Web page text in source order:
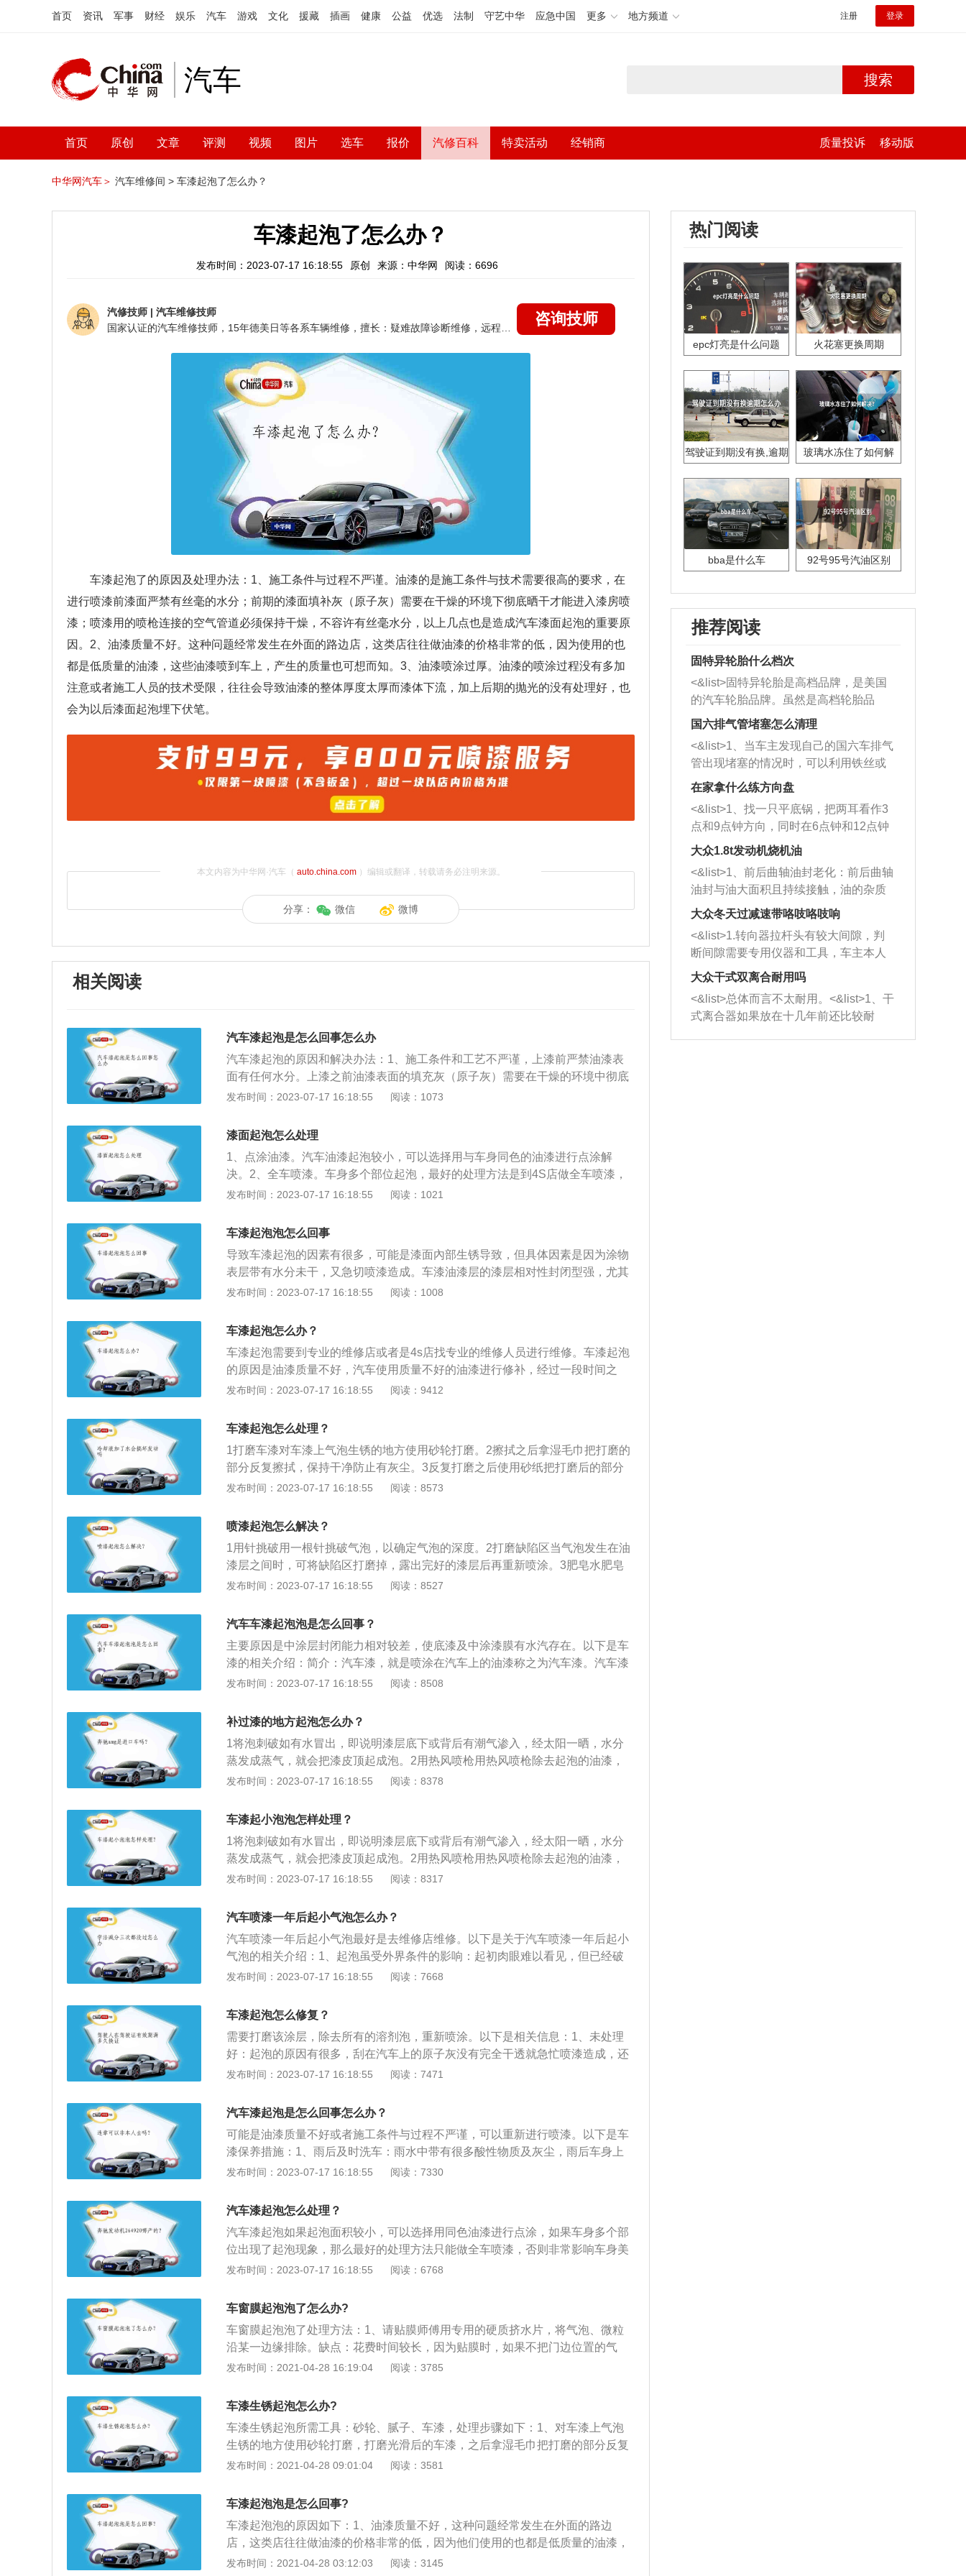
首页 资讯 军事 财经 娱乐 汽车 游戏 文化 援藏 插画 健康 公益 优选 法制 守艺中华 应急中国 更多 地方频道 注册 登录
汽车 搜索
首页 原创 文章 评测 视频 图片 选车 报价 汽修百科 特卖活动 经销商 质量投诉 移动版
中华网汽车＞ 汽车维修间 > 车漆起泡了怎么办？
车漆起泡了怎么办？
发布时间：2023-07-17 16:18:55 原创 来源：中华网 阅读：6696
汽修技师 | 汽车维修技师
咨询技师
车漆起泡了的原因及处理办法：1、施工条件与过程不严谨。油漆的是施工条件与技术需要很高的要求，在
进行喷漆前漆面严禁有丝毫的水分；前期的漆面填补灰（原子灰）需要在干燥的环境下彻底晒干才能进入漆房喷
漆；喷漆用的喷枪连接的空气管道必须保持干燥，不容许有丝毫水分，以上几点也是造成汽车漆面起泡的重要原
因。2、油漆质量不好。这种问题经常发生在外面的路边店，这类店往往做油漆的价格非常的低，因为使用的也
都是低质量的油漆，这些油漆喷到车上，产生的质量也可想而知。3、油漆喷涂过厚。油漆的喷涂过程没有多加
注意或者施工人员的技术受限，往往会导致油漆的整体厚度太厚而漆体下流，加上后期的抛光的没有处理好，也
会为以后漆面起泡埋下伏笔。
本文内容为中华网·汽车（ auto.china.com）编辑或翻译，转载请务必注明来源。
分享： 微信 微博
相关阅读
汽车漆起泡是怎么回事怎么办
汽车漆起泡的原因和解决办法：1、施工条件和工艺不严谨，上漆前严禁油漆表
面有任何水分。上漆之前油漆表面的填充灰（原子灰）需要在干燥的环境中彻底
干燥后才能进入油漆间进行喷漆；喷枪连接的空气体管道必须保持干燥，不允许
影响，很容易在油漆表面形成起泡现象；解决办法：建议去专业的4S店或修理厂
检查，个人车主无法解决此问题或容易使汽车产生新的问题，造成不必要的损
失；2、油漆质量不好，这种问题经常发生在外面的路边店，这些店的油漆价格
很低，因为用的是低质量的油漆；解决办法：选择正规有保证的油漆，并定期做
车辆保养；3、喷漆太厚，油漆的涂装或施工人员技术有限，往往会导致油漆整
可以打磨抛光来减少厚度，或者去除原漆重新喷涂；4、不当的汽车停放和维
护，梅雨季节空气中大量水分子反向渗入漆膜，造成漆起泡；解决办法：车主在
停车时要选择在规定地点停放，或者是平坦坚实的路段，不妨碍交通的地点，以
面还可以增加油漆的强度，防止风和沙子撞击车身造成的微小划痕。保持时间比
做。第一次封釉时，各种氧化物、沥青、蚊虫尸体、划痕等通过抛光完全去除。
但是，在后续的密封过程中，不要让美容店频繁使用抛光。即使需要，最好局部
使用，然后补釉，最后整体封釉（釉料制品可以叠加在车漆上）；2、上蜡，打
蜡是保护车漆最传统、最经济的方法之一。蜡的主要作用是抑制外界有害成分对
雨或洗车时会失去作用；3、涂层，一般美容涂料的价格比较高，就是在车身上
形成一层透明的保护膜，其防护能力比打蜡和封釉要好，保养时间一般在一年左
右。膜本身的材料是无机物，对油漆没有损害。
发布时间：2023-07-17 16:18:55 阅读：1073
漆面起泡怎么处理
1、点涂油漆。汽车油漆起泡较小，可以选择用与车身同色的油漆进行点涂解
决。2、全车喷漆。车身多个部位起泡，最好的处理方法是到4S店做全车喷漆，
否则非常影响车身美观。3、更换油漆。油漆质量是影响漆面起泡的重要因素，
车漆强度，防止风沙打在车身上时造成细小划痕，并且保持时间相对较长。5、
打蜡。打蜡是一种既传统又经济的车漆保护方法。主要作用是抑制外界有害成分
对车漆的氧化，抗紫外线，能提升车漆光亮度。6、漆面保养。定时做漆面保
养，避免或减缓车漆起泡的可能，因为车辆漆面起泡是不可控的，会受到多方面
的影响。漆面起泡的主要原因是底漆的封闭能力相对较差，即使底漆和底漆漆膜
不太重视或者施工人员的技术有限，往往会导致油漆整体厚度过厚，漆身往下
流，后期如果打磨处理不当，还会造成油漆表面起泡。
发布时间：2023-07-17 16:18:55 阅读：1021
车漆起泡泡怎么回事
导致车漆起泡的因素有很多，可能是漆面內部生锈导致，但具体因素是因为涂物
表层带有水分未干，又急切喷漆造成。车漆油漆层的漆层相对性封闭型强，尤其
是组份份漆在完全反应，假如漆层内带有水蒸气，难以挥发，随后受高溫危害，
泡也可能是喷漆全过程造成：1、油漆品质不太好这类情况常常产生在外面的街
边店，这种店通常喷漆价钱都非常低，由于它们应用油漆品质都不太好，喷漆后
有可能出现一些难题。2、施工条件与全过程不认真细致喷漆必须好的作业条件
和一定的技术性，在开展喷漆前漆面不可以存有有一点水份；喷漆前漆面必须弥
补腻子，以后要在烘干的条件下完全晾干，才可以进到漆房喷漆；喷漆用的喷漆
方面，都将会导致汽车漆面起泡。3、油漆喷漆不匀称油漆的喷漆薄厚太厚，很
有可能造成漆液龌龊，日后会发生起泡状况；油漆的喷漆薄厚过薄，历经风轻轻
吹日晒淋雨，也很容易导致漆面起泡或开裂。车漆起泡是不能无论的，最先起泡
出现降水进到，造成內部金属材料锈蚀，从而扩张损坏总面积，毁坏车体。因
维修，假如起泡总面积很大，应挑选再次喷漆。
发布时间：2023-07-17 16:18:55 阅读：1008
车漆起泡怎么办？
车漆起泡需要到专业的维修店或者是4s店找专业的维修人员进行维修。车漆起泡
的原因是油漆质量不好，汽车使用质量不好的油漆进行修补，经过一段时间之
后，油漆就会发生变化，出现这种情况需要重新喷漆解决。车漆气泡还有可能是
件和技术需要很高的要求，喷漆之前需要在干燥的环境下进行，喷漆用的喷枪连
接的空气管道必须保持干燥，里面不能掺杂水，如果掺杂水就会造成车漆起泡。
发布时间：2023-07-17 16:18:55 阅读：9412
车漆起泡怎么处理？
1打磨车漆对车漆上气泡生锈的地方使用砂轮打磨。2擦拭之后拿湿毛巾把打磨的
部分反复擦拭，保持干净防止有灰尘。3反复打磨之后使用砂纸把打磨后的部分
再次反复打磨。4涂上腻子膏之后涂抹上腻子膏。静置一段时间，腻子膏凝固
后，将准备好的面漆喷在上面。
发布时间：2023-07-17 16:18:55 阅读：8573
喷漆起泡怎么解决？
1用针挑破用一根针挑破气泡，以确定气泡的深度。2打磨缺陷区当气泡发生在油
漆层之间时，可将缺陷区打磨掉，露出完好的漆层后再重新喷涂。3肥皂水肥皂
水打磨至平整，使用双组份二道底漆封闭。
发布时间：2023-07-17 16:18:55 阅读：8527
汽车车漆起泡泡是怎么回事？
主要原因是中涂层封闭能力相对较差，使底漆及中涂漆膜有水汽存在。以下是车
漆的相关介绍：简介：汽车漆，就是喷涂在汽车上的油漆称之为汽车漆。汽车漆
也是涂料的一种。作用：汽车喷上油漆涂料，不仅使车体表面形成一种保护膜，
同的气车漆有不同的效果，选择不同的漆种、不同的颜色，可以展现出车的不同
个性，因此，汽车漆对于汽车本身来说至关重要。
发布时间：2023-07-17 16:18:55 阅读：8508
补过漆的地方起泡怎么办？
1将泡刺破如有水冒出，即说明漆层底下或背后有潮气渗入，经太阳一晒，水分
蒸发成蒸气，就会把漆皮顶起成泡。2用热风喷枪用热风喷枪除去起泡的油漆，
让木料自然干燥，然后刷上底漆。3重新上漆最后再在整个修补面上重新上漆。4
空气膨胀，漆皮就会鼓起来。5重新上漆面对这种情况，先刮掉起泡的漆皮，再
用树脂填料填平裂纹，重新上漆，在刮去漆皮后，直接涂上微孔漆。
发布时间：2023-07-17 16:18:55 阅读：8378
车漆起小泡泡怎样处理？
1将泡刺破如有水冒出，即说明漆层底下或背后有潮气渗入，经太阳一晒，水分
蒸发成蒸气，就会把漆皮顶起成泡。2用热风喷枪用热风喷枪除去起泡的油漆，
让木料自然干燥，然后刷上底漆。3重新上漆最后再在整个修补面上重新上漆。
发布时间：2023-07-17 16:18:55 阅读：8317
汽车喷漆一年后起小气泡怎么办？
汽车喷漆一年后起小气泡最好是去维修店维修。以下是关于汽车喷漆一年后起小
气泡的相关介绍：1、起泡虽受外界条件的影响：起初肉眼难以看见，但已经破
坏了涂层的完整性。时间变久，水汽促使涂层选择互补上个月产生锈蚀，暂且没
办法，看看车漆保修部分是否过期；如果是二手车，建议直接刮掉，重新喷漆；
车子以前喷过漆，而且喷漆的时候操作不规范，会出现起泡的结果。
发布时间：2023-07-17 16:18:55 阅读：7668
车漆起泡怎么修复？
需要打磨该涂层，除去所有的溶剂泡，重新喷涂。以下是相关信息：1、未处理
好：起泡的原因有很多，刮在汽车上的原子灰没有完全干透就急忙喷漆造成，还
有就是，在做钣金的时候把汽车的铁板给弄破，没有及时焊上就刮原子灰也是造
了反应也会引起起泡。2、漆的问题：比如原子灰的质量太差，或是喷漆的时候
空气太潮湿，漆的配比不正确，喷漆时没有把要喷的地方覆盖完全露着微不足道
的边角，很多很多原因，需要操作者在干活的过程中慢慢体会了解，最终达到完
美的效果。
发布时间：2023-07-17 16:18:55 阅读：7471
汽车漆起泡是怎么回事怎么办？
可能是油漆质量不好或者施工条件与过程不严谨，可以重新进行喷漆。以下是车
漆保养措施：1、雨后及时洗车：雨水中带有很多酸性物质及灰尘，雨后车身上
的雨渍会逐渐缩小，使雨水酸性物质的浓度逐渐增大，加之雨水中的灰尘形成雨
擦拭车辆：清洗后的车辆要用干净柔软的抹布或海绵，防止混入金属屑和沙粒，
切忌使用干布、干毛巾、干海绵擦车，容易对车体留下划痕。擦拭时，应顺着水
流的方向自上而下轻轻擦拭，不应画圈和横向擦拭。
发布时间：2023-07-17 16:18:55 阅读：7330
汽车漆起泡怎么处理？
汽车漆起泡如果起泡面积较小，可以选择用同色油漆进行点涂，如果车身多个部
位出现了起泡现象，那么最好的处理方法只能做全车喷漆，否则非常影响车身美
观。汽车漆面保养的相关知识如下：1、洗车应定期，洗车靠天下雨是错误的想
损。正确的做法应该是下雨过后冲洗一下爱车，并擦拭干净水分。2、打蜡、封
釉、镀膜等漆面美容项目均可以有效保护车漆。3、如果沾上了沥青、鸟粪、口
香糖等，一定要及时清理掉，否则会进一步腐蚀车漆。
发布时间：2023-07-17 16:18:55 阅读：6768
车窗膜起泡泡了怎么办?
车窗膜起泡泡了处理方法：1、请贴膜师傅用专用的硬质挤水片，将气泡、微粒
沿某一边缘排除。缺点：花费时间较长，因为贴膜时，如果不把门边位置的气
泡、微粒排除干净，就可能会在短时间内出现膜品边角起泡的情况；2、可以用
失；3、为车窗贴膜，是现在很多车主买完车后的首要选择，也是汽车保养中不
可缺少的一个项目。其中车主主动选择车窗贴膜的原因有很多，或跟风、或保护
隐私、或遮挡紫外线等等。车窗贴膜不仅能在行车中起着关键的保护作用，更能
提升车主的驾驶体验，是汽车不可多得的必属品。
发布时间：2021-04-28 16:19:04 阅读：3785
车漆生锈起泡怎么办?
车漆生锈起泡所需工具：砂轮、腻子、车漆，处理步骤如下：1、对车漆上气泡
生锈的地方使用砂轮打磨，打磨光滑后的车漆，之后拿湿毛巾把打磨的部分反复
擦拭，保持干净防止有灰尘；2、之后使用砂纸把打磨后的部分再次反复打磨，
后将车周围包裹住，喷一层底漆，等底漆干燥后，将准备好的面漆喷在上面，等
车漆干燥后，车就光亮如新了。
发布时间：2021-04-28 09:01:04 阅读：3581
车漆起泡泡是怎么回事?
车漆起泡泡的原因如下：1、油漆质量不好，这种问题经常发生在外面的路边
店，这类店往往做油漆的价格非常的低，因为他们使用的也都是低质量的油漆，
这些油漆喷到车上，产生的质量也就可想而知了；2、施工条件与过程不严谨，
发布时间：2021-04-28 03:12:03 阅读：3145
热门阅读
epc灯亮是什么问题 火花塞更换周期
驾驶证到期没有换,逾期
玻璃水冻住了如何解
bba是什么车 92号95号汽油区别
推荐阅读
固特异轮胎什么档次
<&list>固特异轮胎是高档品牌，是美国
的汽车轮胎品牌。虽然是高档轮胎品
牌，但是中高低端的轮胎都有生产，这
也是为了更好的开拓市场。
国六排气管堵塞怎么清理
<&list>1、当车主发现自己的国六车排气
管出现堵塞的情况时，可以利用铁丝或
者是细棍，直接将杂物给取出来，如果
堵塞情况比较严重，也可以采取应急措
施。 <&list>2、直接利用木棍将所有的
杂物推到排气管里面的位置处，然后将
三元催化器拆解开，就可以将堵塞的东
西取出来。但如果是因为积碳过多引起
的堵塞，就需要将三元催化器泡在草酸
洗剂对堵塞的情况得到解决，将清洗剂
放在燃油箱中，与燃油混合后，车辆启
动时，就可以和汽油一起进入到燃烧
室，最后形成废气排出，就可以让三元
催化器得到清洗，排气管堵塞的情况就
能够得到解决。
在家拿什么练方向盘
<&list>1、找一只平底锅，把两耳看作3
点和9点钟方向，同时在6点钟和12点钟
方向做一个标记。 <&list>2、双手握住
一圈半的练习，往右同样也要打相同的
圈数。 <&list>3、最后强调要反复练
习，这样就可以形成肌肉记忆，在真实
驾驶车辆时，不需要记忆也能打好方
向。
大众1.8t发动机烧机油
<&list>1、前后曲轴油封老化：前后曲轴
油封与油大面积且持续接触，油的杂质
和发动机内持续温度变化使其密封效果
逐渐减弱，导致渗油或漏油。<&list>2、
活塞间隙过大：积碳会使活塞环与缸体
的间隙扩大，导致机油流入燃烧室中，
造成烧机油。<&list>3、机油粘度。使用
机油粘度过小的话，同样会有烧机油现
象，机油粘度过小具有很好的流动性，
大众冬天过减速带咯吱咯吱响
<&list>1.转向器拉杆头有较大间隙，判
断间隙需要专用仪器和工具，车主本人
无法制作，需要将车辆送到修理厂或4s
店；<&list>2.车辆半轴套管防尘罩破
裂，破裂后会出现漏油现象，使半轴磨
损严重，磨损的半轴容易损坏，产生异
响；<&list>3.稳定器的转向胶套和球头
大众干式双离合耐用吗
<&list>总体而言不太耐用。<&list>1、干
式离合器如果放在十几年前还比较耐